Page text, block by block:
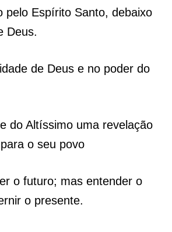
pelo Espírito Santo, debaixo
Deus.
de Deus e no poder do
do Altíssimo uma revelação
o seu povo
o futuro; mas entender o
o presente.